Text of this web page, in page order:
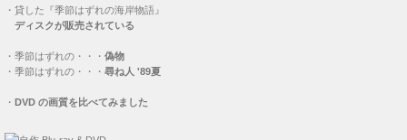
・ 貸した『季節はずれの海岸物語』
ディスクが販売されている
・ 季節はずれの・・・ 偽物
・ 季節はずれの・・・ 尋ね人 '89夏
・ DVD の画質を比べてみました